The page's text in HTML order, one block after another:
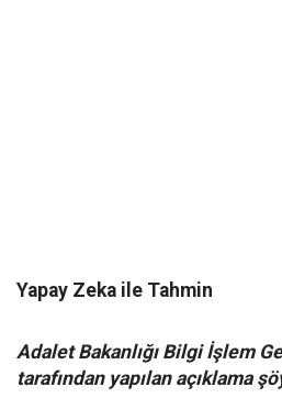
Yapay Zeka ile Tahmin
Adalet Bakanlığı Bilgi İşlem
tarafından yapılan açıklama